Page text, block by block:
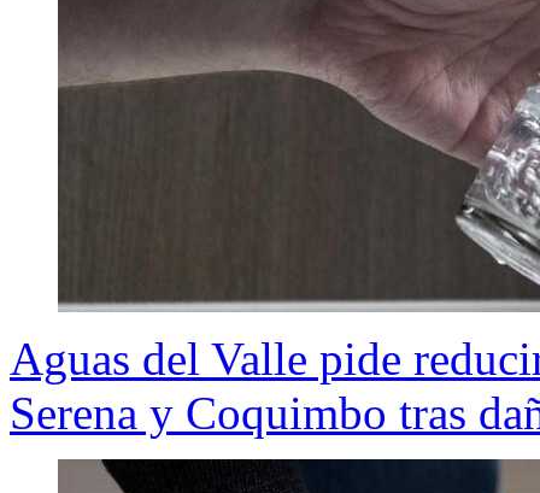
Aguas del Valle pide
Serena y Coquimbo tras